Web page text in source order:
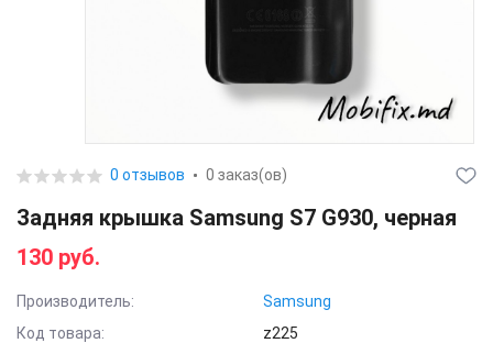
0 отзывов 0 заказ(ов)
Задняя крышка Samsung S7 G930, черная
130 руб.
Производитель:
Samsung
Код товара:
z225